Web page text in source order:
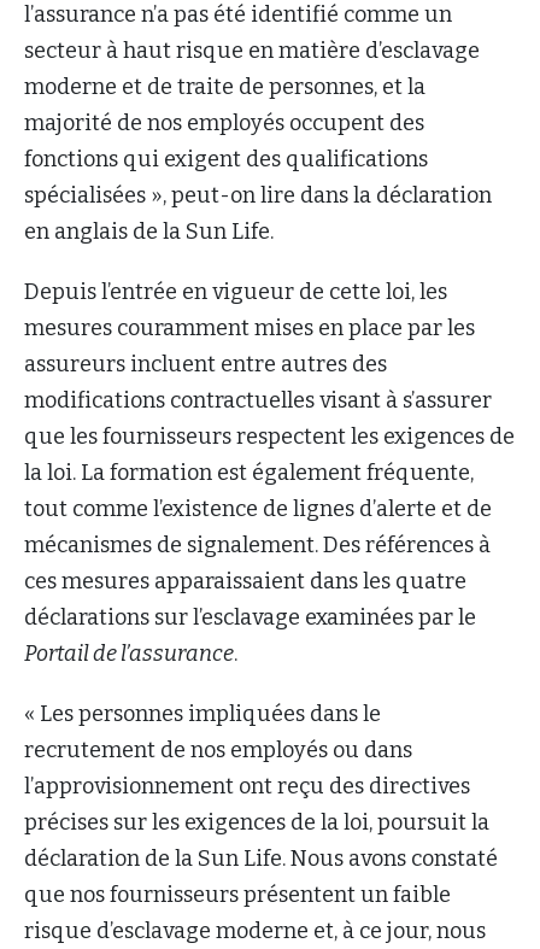
l’assurance n’a pas été identifié comme un
secteur à haut risque en matière d’esclavage
moderne et de traite de personnes, et la
majorité de nos employés occupent des
fonctions qui exigent des qualifications
spécialisées », peut-on lire dans la déclaration
en anglais de la Sun Life.
Depuis l’entrée en vigueur de cette loi, les
mesures couramment mises en place par les
assureurs incluent entre autres des
modifications contractuelles visant à s’assurer
que les fournisseurs respectent les exigences de
la loi. La formation est également fréquente,
tout comme l’existence de lignes d’alerte et de
mécanismes de signalement. Des références à
ces mesures apparaissaient dans les quatre
déclarations sur l’esclavage examinées par le
Portail de l’assurance.
« Les personnes impliquées dans le
recrutement de nos employés ou dans
l’approvisionnement ont reçu des directives
précises sur les exigences de la loi, poursuit la
déclaration de la Sun Life. Nous avons constaté
que nos fournisseurs présentent un faible
risque d’esclavage moderne et, à ce jour, nous